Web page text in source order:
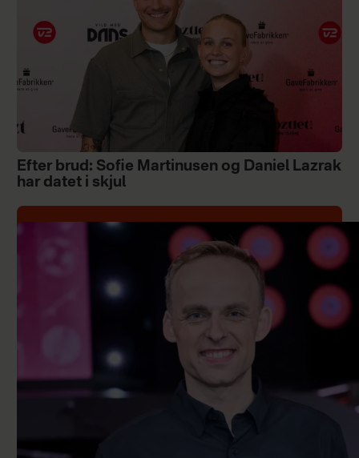
Efter brud: Sofie Martinusen og Daniel Lazrak
har datet i skjul